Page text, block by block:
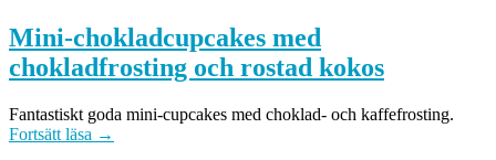
Mini-chokladcupcakes med
chokladfrosting och rostad kokos
Fantastiskt goda mini-cupcakes med choklad- och kaffefrosting.
Fortsätt läsa →